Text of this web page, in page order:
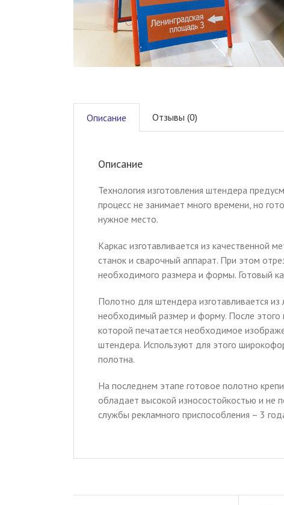
Описание Отзывы (0)
Описание
Технология изготовления штендера
процесс не занимает много времени, но
нужное место.
Каркас изготавливается из качественной
станок и сварочный аппарат. При этом
необходимого размера и формы. Готовый
Полотно для штендера изготавливается
необходимый размер и форму. После этого
которой печатается необходимое
штендера. Используют для этого
полотна.
На последнем этапе готовое полотно
обладает высокой износостойкостью и не
службы рекламного приспособления – 3